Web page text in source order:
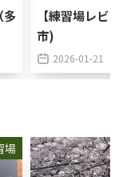
多
【練習場レビ
市)
2026-01-21
場